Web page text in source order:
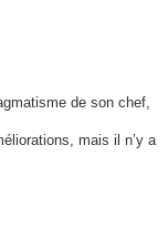
de son chef,
mais il n’y a